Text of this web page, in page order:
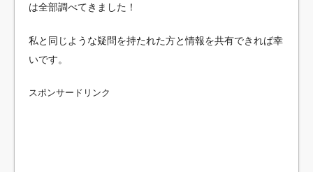
は全部調べてきました！
私と同じような疑問を持たれた方と情報を共有できれば幸
いです。
スポンサードリンク